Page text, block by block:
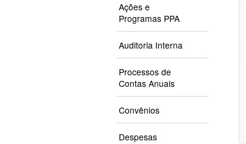
Ações e
Programas PPA
Auditoria Interna
Processos de
Contas Anuais
Convênios
Despesas